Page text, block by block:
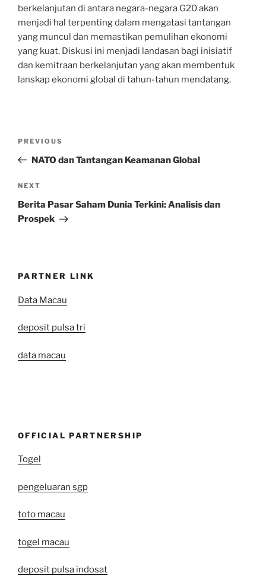
berkelanjutan di antara negara-negara G20 akan
menjadi hal terpenting dalam mengatasi tantangan
yang muncul dan memastikan pemulihan ekonomi
yang kuat. Diskusi ini menjadi landasan bagi inisiatif
dan kemitraan berkelanjutan yang akan membentuk
lanskap ekonomi global di tahun-tahun mendatang.
Previous
Post
PREVIOUS
NATO dan Tantangan Keamanan Global
Next
Post
NEXT
Berita Pasar Saham Dunia Terkini: Analisis dan
Prospek
PARTNER LINK
Data Macau
deposit pulsa tri
data macau
OFFICIAL PARTNERSHIP
Togel
pengeluaran sgp
toto macau
togel macau
deposit pulsa indosat